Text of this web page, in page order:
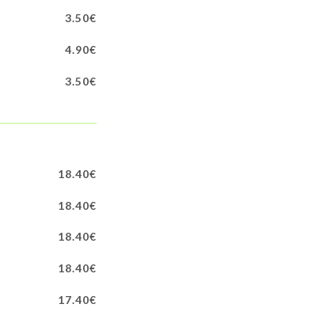
3.50€
4.90€
3.50€
18.40€
18.40€
18.40€
18.40€
17.40€